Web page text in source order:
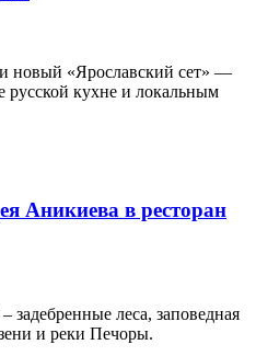
новый «Ярославский сет» —
русской кухне и локальным
Аникиева в ресторан
задебренные леса, заповедная
и реки Печоры.